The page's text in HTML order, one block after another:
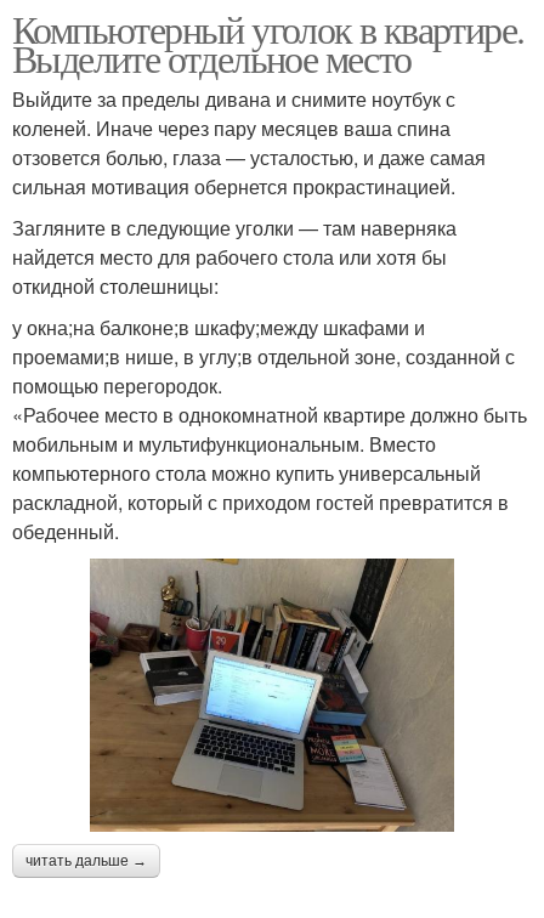
Компьютерный уголок в квартире.
Выделите отдельное место
Выйдите за пределы дивана и снимите ноутбук с
коленей. Иначе через пару месяцев ваша спина
отзовется болью, глаза — усталостью, и даже самая
сильная мотивация обернется прокрастинацией.
Загляните в следующие уголки — там наверняка
найдется место для рабочего стола или хотя бы
откидной столешницы:
у окна;на балконе;в шкафу;между шкафами и
проемами;в нише, в углу;в отдельной зоне, созданной с
помощью перегородок.
«Рабочее место в однокомнатной квартире должно быть
мобильным и мультифункциональным. Вместо
компьютерного стола можно купить универсальный
раскладной, который с приходом гостей превратится в
обеденный.
читать дальше →